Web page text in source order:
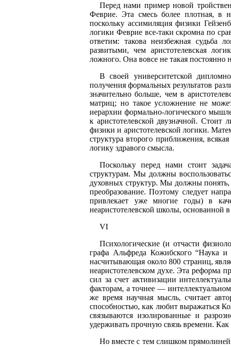
Перед нами пример новой
Феврие. Эта смесь более плотная, в
поскольку ассимиляция физики
логики Феврие все-таки скромна по
ответим: такова неизбежная судьба
развитыми, чем аристотелевская
ложного. Она вовсе не такая постоянно
В своей университетской
получения формальных результатов
значительно больше, чем в
матриц; но такое усложнение не
иерархии формально-логического
к аристотелевской двузначной. Стоит
физики и аристотелевской логики.
структура второго приближения,
логику здравого смысла.
Поскольку перед нами стоит
структурам. Мы должны
духовных структур. Мы должны понять,
преобразование. Поэтому следует
привлекает уже многие годы) в
неаристотелевской школы,
VI
Психологические (и отчасти
графа Альфреда Кожибского “Наука и
насчитывающая около 800 страниц,
неаристотелевском духе. Эта реформа
сил за счет активизации
факторам, а точнее —
же время научная мысль, считает
способностью, как любит выражаться
связываются изолированные и
удерживать прочную связь времени.
Но вместе с тем слишком